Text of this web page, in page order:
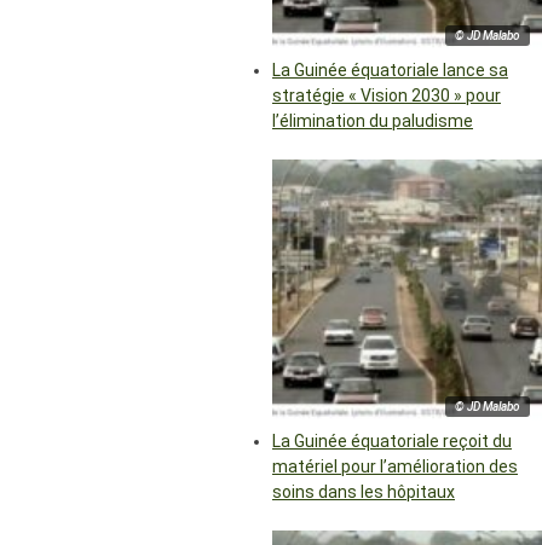
© JD Malabo
La Guinée équatoriale lance sa
stratégie « Vision 2030 » pour
l’élimination du paludisme
© JD Malabo
La Guinée équatoriale reçoit du
matériel pour l’amélioration des
soins dans les hôpitaux